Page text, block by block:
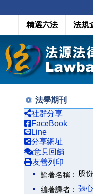
精選六法 法規
法學期刊
社群分享
FaceBook
Line
分享網址
意見回饋
友善列印
論著名稱： 股
編著譯者： 張